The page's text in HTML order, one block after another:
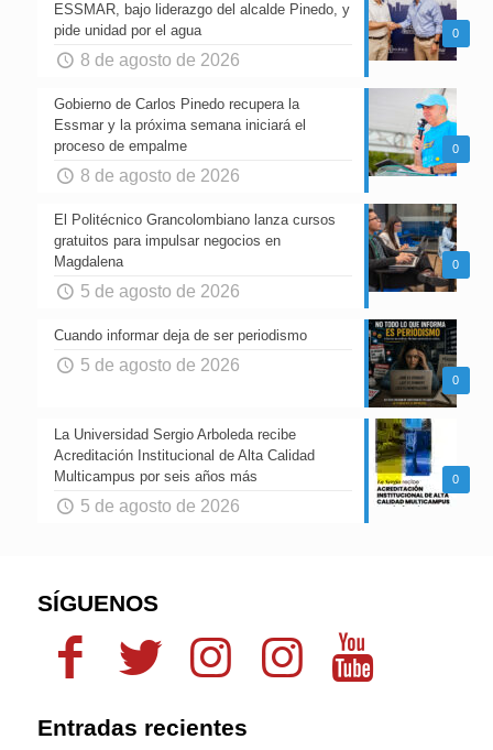
0
ESSMAR, bajo liderazgo del alcalde Pinedo, y
pide unidad por el agua
8 de agosto de 2026
0
Gobierno de Carlos Pinedo recupera la
Essmar y la próxima semana iniciará el
proceso de empalme
8 de agosto de 2026
0
El Politécnico Grancolombiano lanza cursos
gratuitos para impulsar negocios en
Magdalena
5 de agosto de 2026
0
Cuando informar deja de ser periodismo
5 de agosto de 2026
0
La Universidad Sergio Arboleda recibe
Acreditación Institucional de Alta Calidad
Multicampus por seis años más
5 de agosto de 2026
SÍGUENOS
Entradas recientes